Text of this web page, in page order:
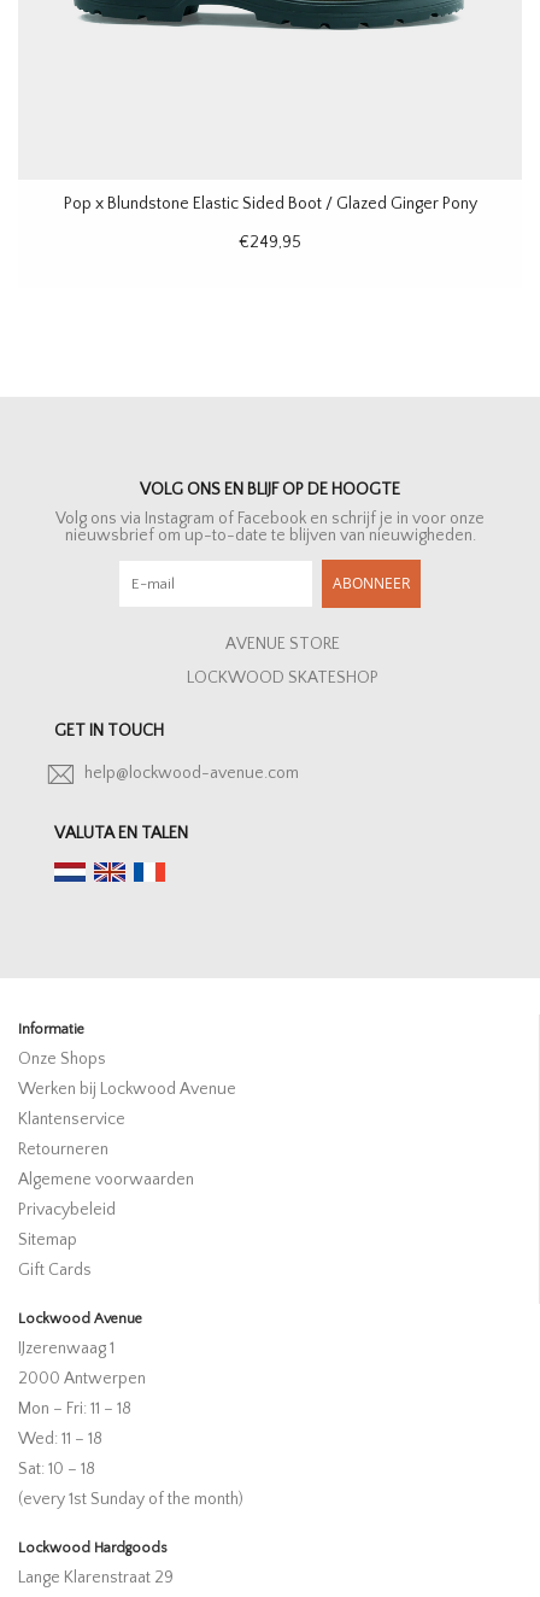
Pop x Blundstone Elastic Sided Boot / Glazed Ginger Pony
€249,95
VOLG ONS EN BLIJF OP DE HOOGTE
Volg ons via Instagram of Facebook en schrijf je in voor onze
nieuwsbrief om up-to-date te blijven van nieuwigheden.
ABONNEER
AVENUE STORE
LOCKWOOD SKATESHOP
GET IN TOUCH
help@lockwood-avenue.com
VALUTA EN TALEN
Informatie
Onze Shops
Werken bij Lockwood Avenue
Klantenservice
Retourneren
Algemene voorwaarden
Privacybeleid
Sitemap
Gift Cards
Lockwood Avenue
IJzerenwaag 1
2000 Antwerpen
Mon – Fri: 11 – 18
Wed: 11 – 18
Sat: 10 – 18
(every 1st Sunday of the month)
Lockwood Hardgoods
Lange Klarenstraat 29